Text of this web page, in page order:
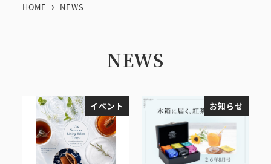
HOME NEWS
NEWS
イベント お知らせ